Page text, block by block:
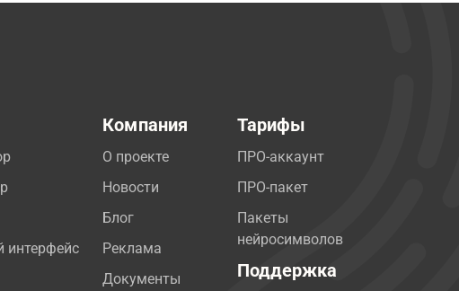
Компания
О проекте
Новости
Блог
Реклама
Документы
Тарифы
ПРО-аккаунт
ПРО-пакет
Пакеты
нейросимволов
Поддержка